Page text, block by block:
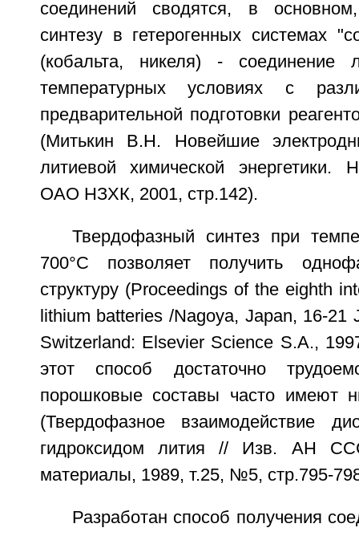
соединений сводятся, в
синтезу в гетерогенных системах
(кобальта, никеля) - соединение
температурных условиях с
предварительной подготовки
(Митькин В.Н. Новейшие
литиевой химической энергетики.
ОАО НЗХК, 2001, стр.142).
Твердофазный синтез при
700°С позволяет получить
структуру (Proceedings of the eighth
lithium batteries /Nagoya, Japan, 16-21
Switzerland: Elsevier Science S.A.,
этот способ достаточно
порошковые составы часто имеют
(Твердофазное взаимодействие
гидроксидом лития // Изв. АН
материалы, 1989, т.25, №5, стр.795-
Разработан способ получения